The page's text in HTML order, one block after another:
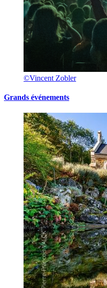
©Vincent Zobler
Grands événements